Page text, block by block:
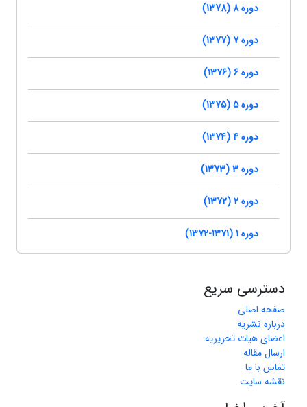
دوره 8 (1378)
دوره 7 (1377)
دوره 6 (1376)
دوره 5 (1375)
دوره 4 (1374)
دوره 3 (1373)
دوره 2 (1372)
دوره 1 (1371-1372)
دسترسی سریع
صفحه اصلی
درباره نشریه
اعضای هیات تحریریه
ارسال مقاله
تماس با ما
نقشه سایت